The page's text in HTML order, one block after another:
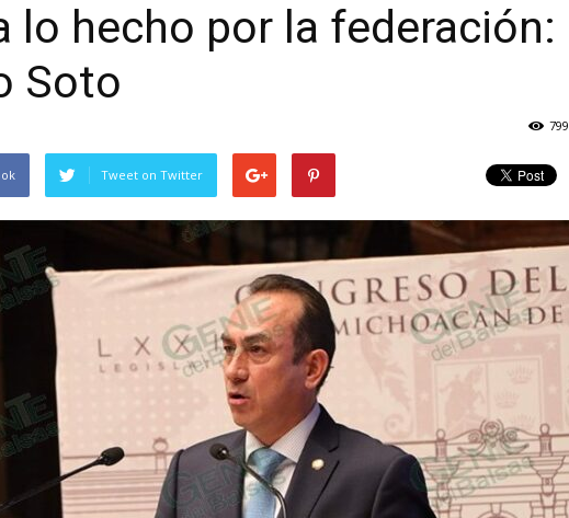
lo hecho por la federación:
Soto
799
Tweet on Twitter